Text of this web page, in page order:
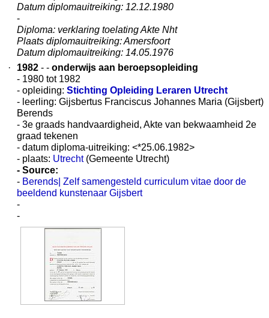
Datum diplomauitreiking: 12.12.1980
-
Diploma: verklaring toelating Akte Nht
Plaats diplomauitreiking: Amersfoort
Datum diplomauitreiking: 14.05.1976
·
1982 - - onderwijs aan beroepsopleiding
- 1980 tot 1982
- opleiding: Stichting Opleiding Leraren Utrecht
- leerling: Gijsbertus Franciscus Johannes Maria (Gijsbert)
Berends
- 3e graads handvaardigheid, Akte van bekwaamheid 2e
graad tekenen
- datum diploma-uitreiking: <*25.06.1982>
- plaats: Utrecht(Gemeente Utrecht)
- Source:
- Berends| Zelf samengesteld curriculum vitae door de
beeldend kunstenaar Gijsbert
-
-